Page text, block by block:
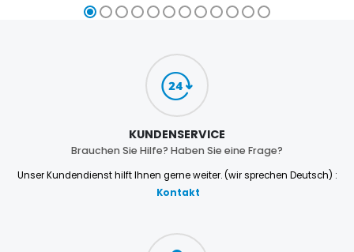
KUNDENSERVICE
Brauchen Sie Hilfe? Haben Sie eine Frage?
Unser Kundendienst hilft Ihnen gerne weiter. (wir sprechen Deutsch) :
Kontakt